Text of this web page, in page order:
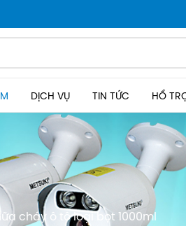
DỊCH VỤ TIN TỨC HỔ
cháy ô tô loại bọt 1000ml